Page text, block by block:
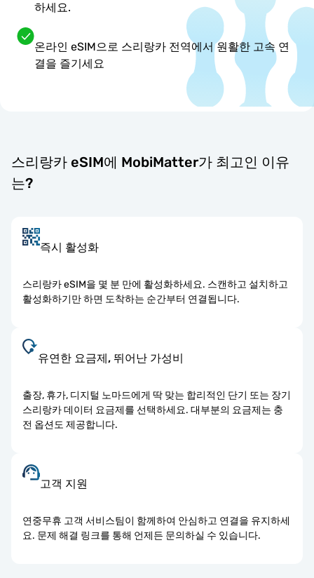
하세요.
온라인 eSIM으로 스리랑카 전역에서 원활한 고속 연
결을 즐기세요
스리랑카 eSIM에 MobiMatter가 최고인 이유
는?
즉시 활성화
스리랑카 eSIM을 몇 분 만에 활성화하세요. 스캔하고 설치하고
활성화하기만 하면 도착하는 순간부터 연결됩니다.
유연한 요금제, 뛰어난 가성비
출장, 휴가, 디지털 노마드에게 딱 맞는 합리적인 단기 또는 장기
스리랑카 데이터 요금제를 선택하세요. 대부분의 요금제는 충
전 옵션도 제공합니다.
고객 지원
연중무휴 고객 서비스팀이 함께하여 안심하고 연결을 유지하세
요. 문제 해결 링크를 통해 언제든 문의하실 수 있습니다.